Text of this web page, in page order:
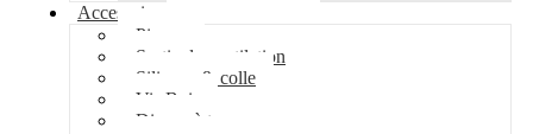
Accessoires
Pipeco
Sortie de ventilation
Silicone & colle
Vis Bois
Disque à tronçonner